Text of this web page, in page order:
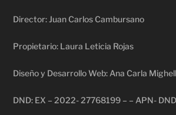
Director: Juan Carlos Cambursano
Propietario: Laura Leticia Rojas
Diseño y Desarrollo Web: Ana Carla
DND: EX – 2022- 27768199 – – APN-